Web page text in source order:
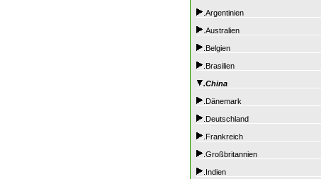
.Argentinien
.Australien
.Belgien
.Brasilien
.China
.Dänemark
.Deutschland
.Frankreich
.Großbritannien
.Indien